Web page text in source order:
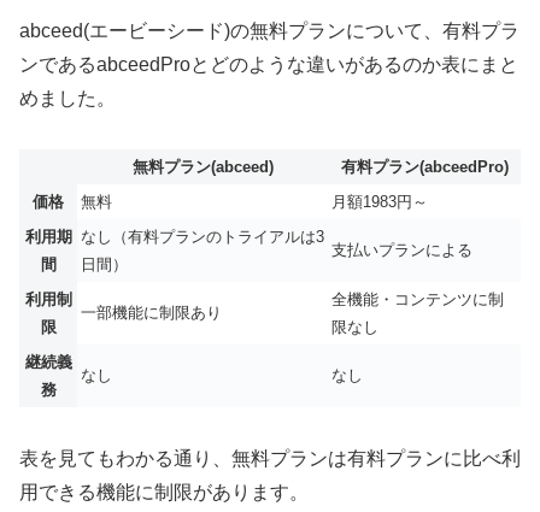
abceed(エービーシード)の無料プランについて、有料プラ
ンであるabceedProとどのような違いがあるのか表にまと
めました。
無料プラン(abceed)
有料プラン(abceedPro)
価格
無料
月額1983円～
利用期
間
なし（有料プランのトライアルは3
日間）
支払いプランによる
利用制
限
一部機能に制限あり
全機能・コンテンツに制
限なし
継続義
務
なし なし
表を見てもわかる通り、無料プランは有料プランに比べ利
用できる機能に制限があります。